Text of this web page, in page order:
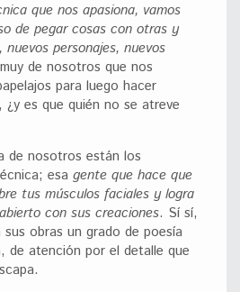
que nos apasiona, vamos
de pegar cosas con otras y
personajes, nuevos
de nosotros que nos
para luego hacer
es que quién no se atreve
de nosotros están los
esa gente que hace que
tus músculos faciales y logra
con sus creaciones. Sí sí,
obras un grado de poesía
de atención por el detalle que